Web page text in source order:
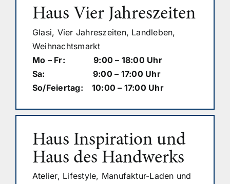
Haus Vier Jahreszeiten
Glasi, Vier Jahreszeiten, Landleben,
Weihnachtsmarkt
Mo – Fr: 9:00 – 18:00 Uhr
Sa: 9:00 – 17:00 Uhr
So/Feiertag: 10:00 – 17:00 Uhr
Haus Inspiration und
Haus des Handwerks
Atelier, Lifestyle, Manufaktur-Laden und